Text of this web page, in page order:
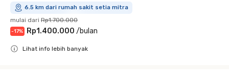
6.5 km dari rumah sakit setia mitra
mulai dari Rp1.700.000
-17% Rp1.400.000 /bulan
Lihat info lebih banyak